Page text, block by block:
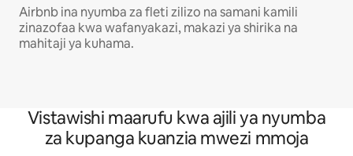
Airbnb ina nyumba za fleti zilizo na samani kamili
zinazofaa kwa wafanyakazi, makazi ya shirika na
mahitaji ya kuhama.
Vistawishi maarufu kwa ajili ya nyumba
za kupanga kuanzia mwezi mmoja